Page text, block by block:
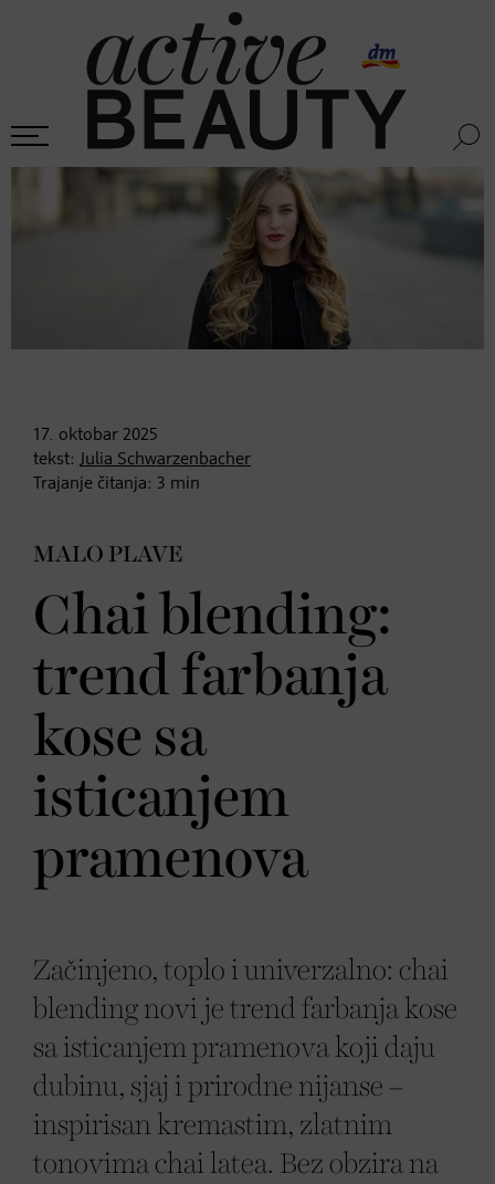
17. oktobar 2025
tekst: Julia Schwarzenbacher
Trajanje čitanja: 3 min
MALO PLAVE
Chai blending:
trend farbanja
kose sa
isticanjem
pramenova
Začinjeno, toplo i univerzalno: chai
blending novi je trend farbanja kose
sa isticanjem pramenova koji daju
dubinu, sjaj i prirodne nijanse –
inspirisan kremastim, zlatnim
tonovima chai latea. Bez obzira na